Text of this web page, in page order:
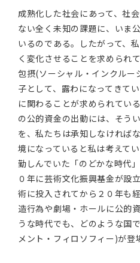
成熟化した社会にあって、社
ない全く未知の課題に、いま
いるのである。したがって、
く変化させることを求められ
包摂(ソーシャル・インクルー
子として、露わになってきて
に関わることが求められてい
の公的資金の出動には、そう
を、私たちは承知しなければ
境になっていると私は考えて
勤しんでいた「のどかな時代
０年に芸術文化振興基金が設
術に投入されてから２０年も
造行為や劇場・ホールに公的
うな時代でも、どのような国
メント・フィロソフィー)が登